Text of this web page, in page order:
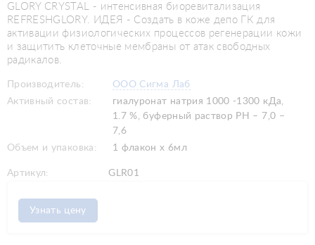
GLORY CRYSTAL - интенсивная биоревитализация
REFRESHGLORY. ИДЕЯ - Cоздать в коже депо ГК для
активации физиологических процессов регенерации кожи
и защитить клеточные мембраны от атак свободных
радикалов.
Производитель:
ООО Сигма Лаб
Активный состав:
гиалуронат натрия 1000 -1300 кДа,
1.7 %, буферный раствор РН – 7,0 –
7,6
Объем и упаковка:
1 флакон х 6мл
Артикул: GLR01
Узнать цену